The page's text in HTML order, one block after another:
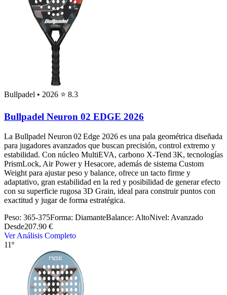
Bullpadel • 2026 ⭐ 8.3
Bullpadel Neuron 02 EDGE 2026
La Bullpadel Neuron 02 Edge 2026 es una pala geométrica diseñada
para jugadores avanzados que buscan precisión, control extremo y
estabilidad. Con núcleo MultiEVA, carbono X-Tend 3K, tecnologías
PrismLock, Air Power y Hesacore, además de sistema Custom
Weight para ajustar peso y balance, ofrece un tacto firme y
adaptativo, gran estabilidad en la red y posibilidad de generar efecto
con su superficie rugosa 3D Grain, ideal para construir puntos con
exactitud y jugar de forma estratégica.
Peso: 365-375Forma: DiamanteBalance: AltoNivel: Avanzado
Desde207.90 €
Ver Análisis Completo
11º